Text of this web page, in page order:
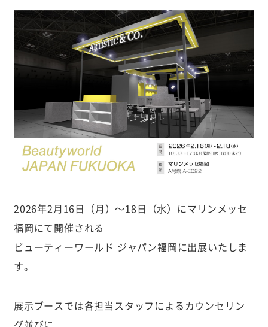
2026年2月16日（月）〜18日（水）にマリンメッセ
福岡にて開催される
ビューティーワールド ジャパン福岡に出展いたしま
す。
展示ブースでは各担当スタッフによるカウンセリン